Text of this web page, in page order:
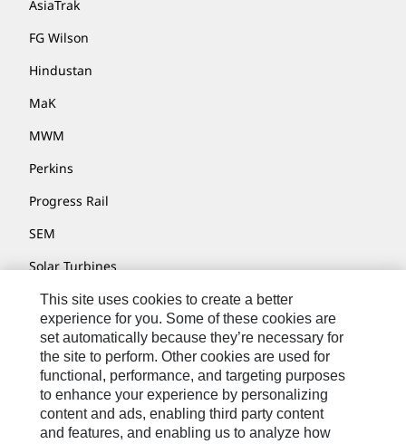
AsiaTrak
FG Wilson
Hindustan
MaK
MWM
Perkins
Progress Rail
SEM
Solar Turbines
SPM Oil & Gas
Turner Powertrain Systems
Контакты
Карта Сайта
This site uses cookies to create a better
experience for you. Some of these cookies are
set automatically because they’re necessary for
the site to perform. Other cookies are used for
functional, performance, and targeting purposes
to enhance your experience by personalizing
content and ads, enabling third party content
and features, and enabling us to analyze how